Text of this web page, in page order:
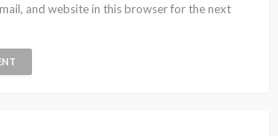
and website in this browser for the next